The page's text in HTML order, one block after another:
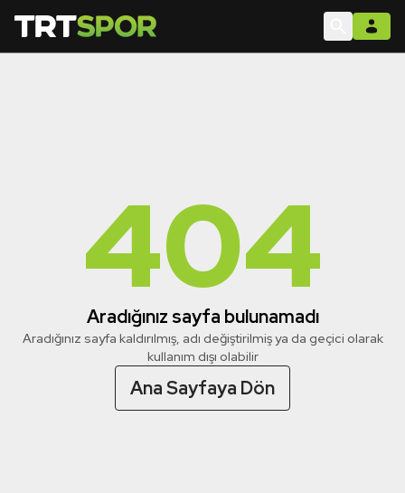
404
Aradığınız sayfa bulunamadı
Aradığınız sayfa kaldırılmış, adı değiştirilmiş ya da geçici olarak
kullanım dışı olabilir
Ana Sayfaya Dön